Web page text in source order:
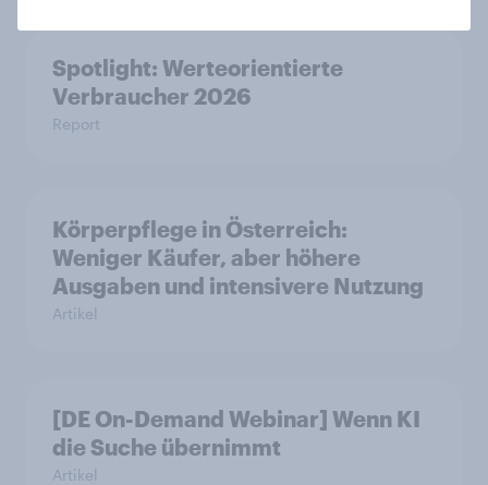
Spotlight: Werteorientierte
Verbraucher 2026
Report
Körperpflege in Österreich:
Weniger Käufer, aber höhere
Ausgaben und intensivere Nutzung
Artikel
[DE On-Demand Webinar] Wenn KI
die Suche übernimmt
Artikel